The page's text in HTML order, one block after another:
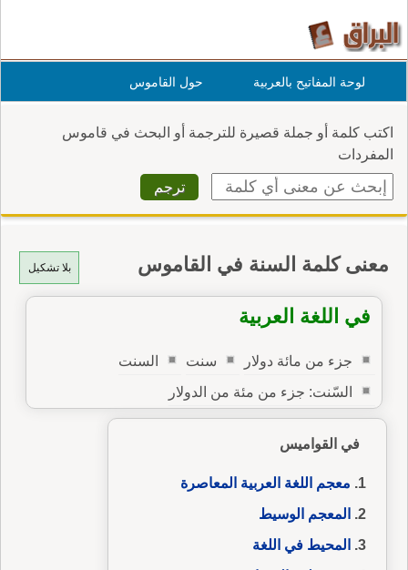
لوحة المفاتيح بالعربية حول القاموس
اكتب كلمة أو جملة قصيرة للترجمة أو البحث في قاموس
المفردات
بلا تشكيل معنى كلمة السنة في القاموس
في اللغة العربية
جزء من مائة دولار سنت
السنت
السّنت: جزء من مئة من الدولار
في القواميس
معجم اللغة العربية المعاصرة
المعجم الوسيط
المحيط في اللغة